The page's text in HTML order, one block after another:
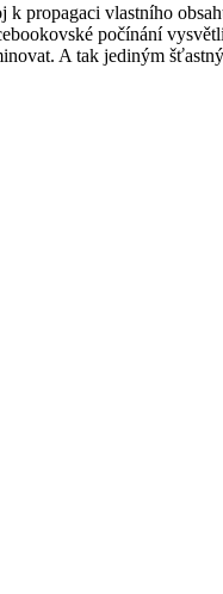
propagaci vlastního
počínání
A tak jediným